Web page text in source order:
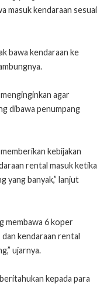
masuk kendaraan sesuai
bawa kendaraan ke
agar
dibawa penumpang
kebijakan
rental masuk ketika
yang banyak,” lanjut
membawa 6 koper
kendaraan rental
ujarnya.
kepada para